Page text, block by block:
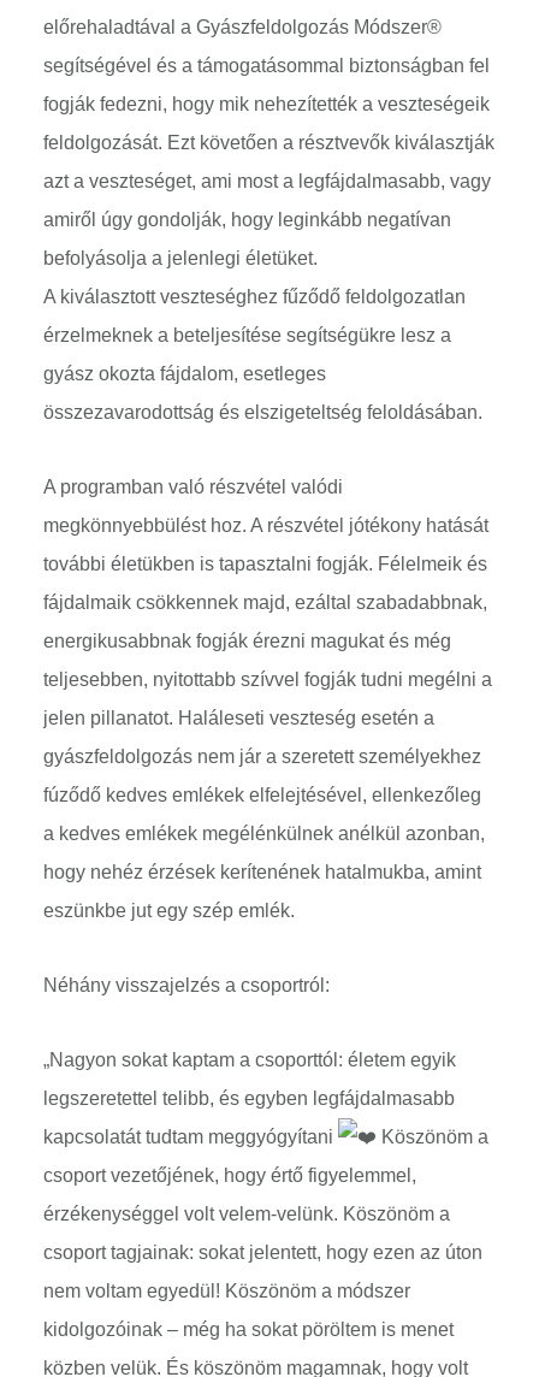
előrehaladtával a Gyászfeldolgozás Módszer®
segítségével és a támogatásommal biztonságban fel
fogják fedezni, hogy mik nehezítették a veszteségeik
feldolgozását. Ezt követően a résztvevők kiválasztják
azt a veszteséget, ami most a legfájdalmasabb, vagy
amiről úgy gondolják, hogy leginkább negatívan
befolyásolja a jelenlegi életüket.
A kiválasztott veszteséghez fűződő feldolgozatlan
érzelmeknek a beteljesítése segítségükre lesz a
gyász okozta fájdalom, esetleges
összezavarodottság és elszigeteltség feloldásában.
A programban való részvétel valódi
megkönnyebbülést hoz. A részvétel jótékony hatását
további életükben is tapasztalni fogják. Félelmeik és
fájdalmaik csökkennek majd, ezáltal szabadabbnak,
energikusabbnak fogják érezni magukat és még
teljesebben, nyitottabb szívvel fogják tudni megélni a
jelen pillanatot. Haláleseti veszteség esetén a
gyászfeldolgozás nem jár a szeretett személyekhez
fúződő kedves emlékek elfelejtésével, ellenkezőleg
a kedves emlékek megélénkülnek anélkül azonban,
hogy nehéz érzések kerítenének hatalmukba, amint
eszünkbe jut egy szép emlék.
Néhány visszajelzés a csoportról:
„Nagyon sokat kaptam a csoporttól: életem egyik
legszeretettel telibb, és egyben legfájdalmasabb
kapcsolatát tudtam meggyógyítani
Köszönöm a
csoport vezetőjének, hogy értő figyelemmel,
érzékenységgel volt velem-velünk. Köszönöm a
csoport tagjainak: sokat jelentett, hogy ezen az úton
nem voltam egyedül! Köszönöm a módszer
kidolgozóinak – még ha sokat pöröltem is menet
közben velük. És köszönöm magamnak, hogy volt